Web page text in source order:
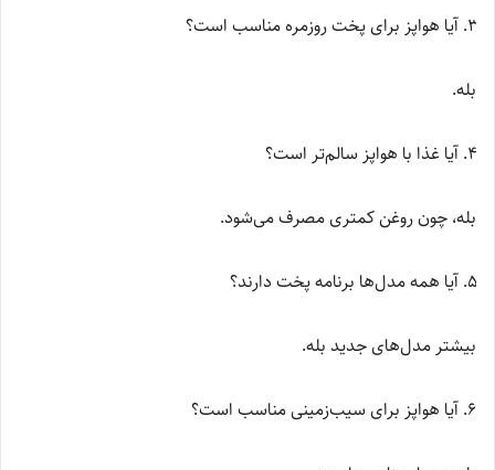
آیا هواپز برای پخت روزمره مناسب است؟
بله.
آیا غذا با هواپز سالم‌تر است؟
بله، چون روغن کمتری مصرف می‌شود.
آیا همه مدل‌ها برنامه پخت دارند؟
بیشتر مدل‌های جدید بله.
آیا هواپز برای سیب‌زمینی مناسب است؟